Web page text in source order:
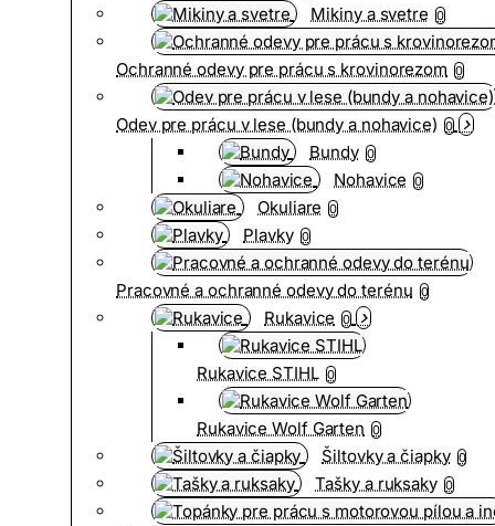
Mikiny a svetre 0
Ochranné odevy pre prácu s krovinorezom 0
Odev pre prácu v lese (bundy a nohavice) 0
Bundy 0
Nohavice 0
Okuliare 0
Plavky 0
Pracovné a ochranné odevy do terénu 0
Rukavice 0
Rukavice STIHL 0
Rukavice Wolf Garten 0
Šiltovky a čiapky 0
Tašky a ruksaky 0